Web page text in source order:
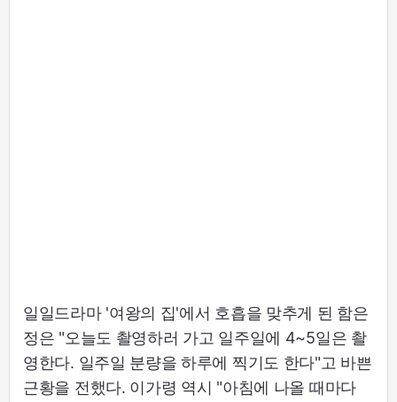
일일드라마 '여왕의 집'에서 호흡을 맞추게 된 함은
정은 "오늘도 촬영하러 가고 일주일에 4~5일은 촬
영한다. 일주일 분량을 하루에 찍기도 한다"고 바쁜
근황을 전했다. 이가령 역시 "아침에 나올 때마다